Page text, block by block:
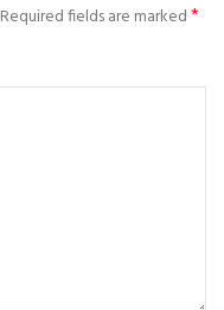
Required fields are marked*